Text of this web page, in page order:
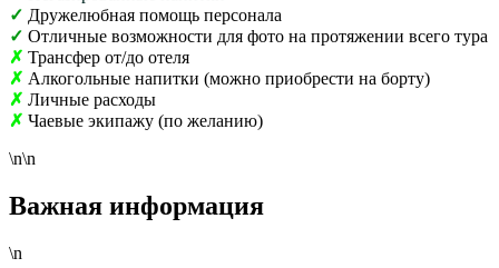
✓ Дружелюбная помощь персонала
✓ Отличные возможности для фото на протяжении всего тура
✗ Трансфер от/до отеля
✗ Алкогольные напитки (можно приобрести на борту)
✗ Личные расходы
✗ Чаевые экипажу (по желанию)
\n\n
Важная информация
\n